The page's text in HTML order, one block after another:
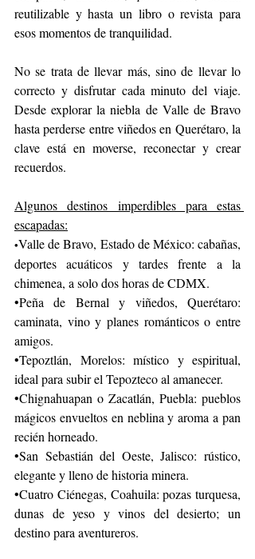
reutilizable y hasta un libro o revista para
esos momentos de tranquilidad.
No se trata de llevar más, sino de llevar lo
correcto y disfrutar cada minuto del viaje.
Desde explorar la niebla de Valle de Bravo
hasta perderse entre viñedos en Querétaro, la
clave está en moverse, reconectar y crear
recuerdos.
Algunos destinos imperdibles para estas
escapadas:
•Valle de Bravo, Estado de México: cabañas,
deportes acuáticos y tardes frente a la
chimenea, a solo dos horas de CDMX.
•Peña de Bernal y viñedos, Querétaro:
caminata, vino y planes románticos o entre
amigos.
•Tepoztlán, Morelos: místico y espiritual,
ideal para subir el Tepozteco al amanecer.
•Chignahuapan o Zacatlán, Puebla: pueblos
mágicos envueltos en neblina y aroma a pan
recién horneado.
•San Sebastián del Oeste, Jalisco: rústico,
elegante y lleno de historia minera.
•Cuatro Ciénegas, Coahuila: pozas turquesa,
dunas de yeso y vinos del desierto; un
destino para aventureros.